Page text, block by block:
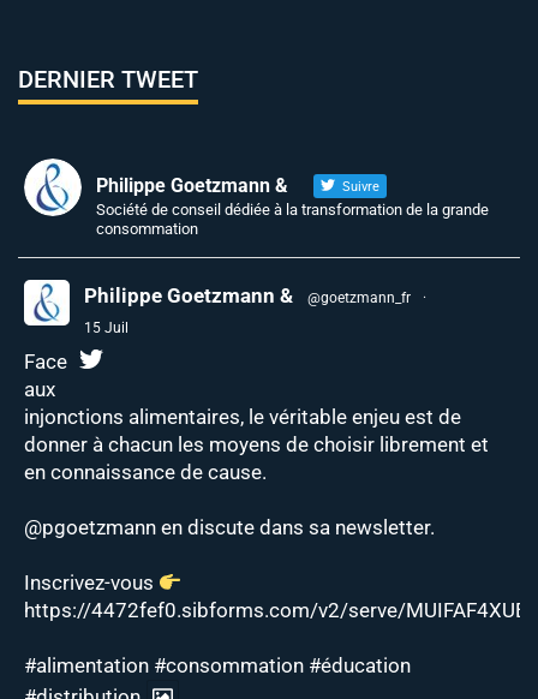
DERNIER TWEET
Philippe Goetzmann & Suivre
Société de conseil dédiée à la transformation de la grande
consommation
Philippe Goetzmann & @goetzmann_fr
·
15 Juil
Face
aux
injonctions alimentaires, le véritable enjeu est de
donner à chacun les moyens de choisir librement et
en connaissance de cause.
@pgoetzmann en discute dans sa newsletter.
Inscrivez-vous
https://4472fef0.sibforms.com/v2/serve/
#alimentation #consommation #éducation